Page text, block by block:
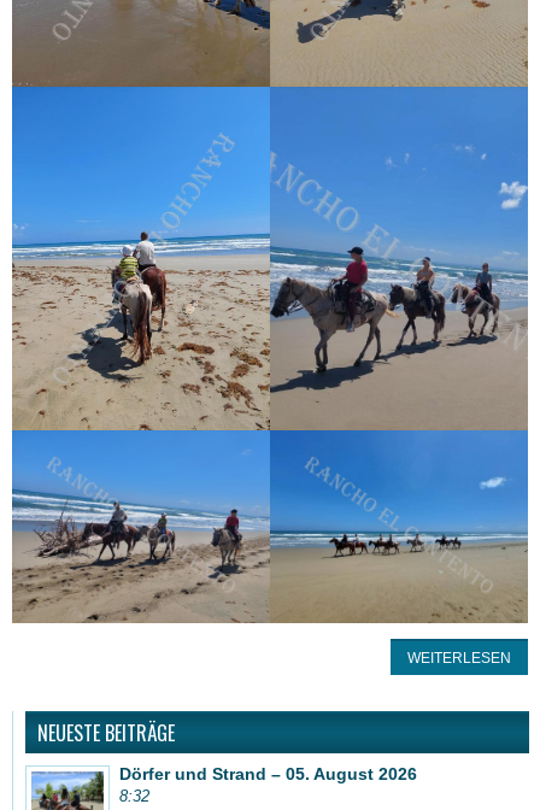
WEITERLESEN
NEUESTE BEITRÄGE
Dörfer und Strand – 05. August 2026
8:32